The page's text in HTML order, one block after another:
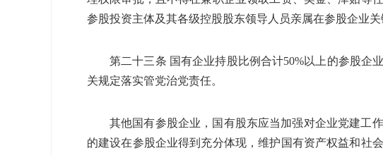
参股投资主体及其各级控股股东领导人员亲属在参股企业
第二十三条 国有企业持股比例合计50%以上的参股企
关规定落实管党治党责任。
其他国有参股企业，国有股东应当加强对企业党建工
的建设在参股企业得到充分体现，维护国有资产权益和社